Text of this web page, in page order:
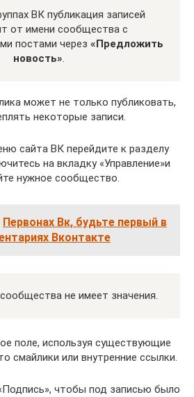
ВК публикация записей
от имени сообщества с
постами через «Предложить
новость»
может не только публиковать,
некоторые записи.
сайта ВК перейдите к разделу
на вкладку «Управление»и
нужное сообщество.
Первонах Вк, будьте первый в
Вконтакте
не имеет значения.
поле, используя существующие
смайлики или внутренние ссылки.
чтобы под записью было